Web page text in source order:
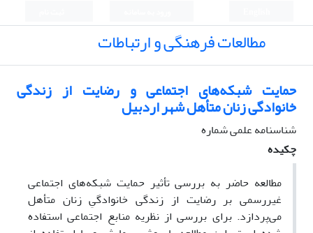
مطالعات فرهنگی و ارتباطات
حمایت شبکه‌های اجتماعی و رضایت از زندگی
خانوادگی زنان متأهل شهر اردبیل
شناسنامه علمی شماره
چکیده
مطالعه حاضر به بررسی تأثیر حمایت شبکه‌های اجتماعی
غیررسمی بر رضایت از زندگی خانوادگیِ زنان متأهل
می‌پردازد. برای بررسی از نظریه منابع اجتماعی استفاده